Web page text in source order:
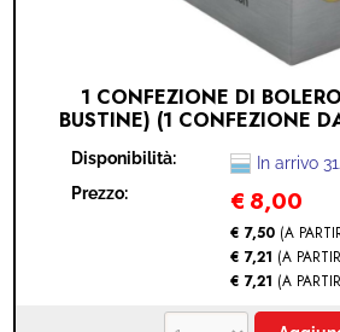
1 CONFEZIONE DI
BUSTINE) (1 CONFEZIONE
Disponibilità:
In arrivo
Prezzo:
€ 8,00
€ 7,50 (A
€ 7,21 (A
€ 7,21 (A